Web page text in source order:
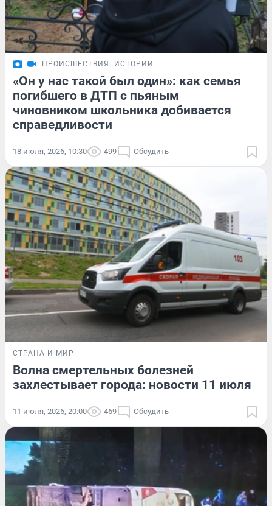
ПРОИСШЕСТВИЯ ИСТОРИИ
«Он у нас такой был один»: как семья
погибшего в ДТП с пьяным
чиновником школьника добивается
справедливости
18 июля, 2026, 10:30 499 Обсудить
СТРАНА И МИР
Волна смертельных болезней
захлестывает города: новости 11 июля
11 июля, 2026, 20:00 469 Обсудить